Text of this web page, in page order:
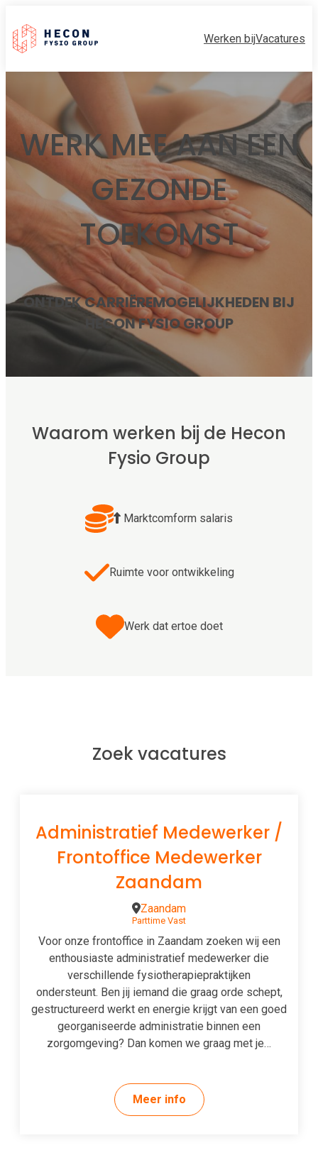
Werken bijVacatures
WERK MEE AAN EEN
GEZONDE
TOEKOMST
ONTDEK CARRIËREMOGELIJKHEDEN BIJ
HECON FYSIO GROUP
Waarom werken bij de Hecon
Fysio Group
Marktcomform salaris
Ruimte voor ontwikkeling
Werk dat ertoe doet
Zoek vacatures
Administratief Medewerker /
Frontoffice Medewerker
Zaandam
Zaandam
Parttime Vast
Voor onze frontoffice in Zaandam zoeken wij een
enthousiaste administratief medewerker die
verschillende fysiotherapiepraktijken
ondersteunt. Ben jij iemand die graag orde schept,
gestructureerd werkt en energie krijgt van een goed
georganiseerde administratie binnen een
zorgomgeving? Dan komen we graag met je…
Meer info